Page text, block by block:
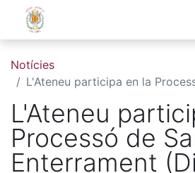
Notícies
L'Ateneu participa en la Processó de Sant
L'Ateneu
Processó de
Enterrament